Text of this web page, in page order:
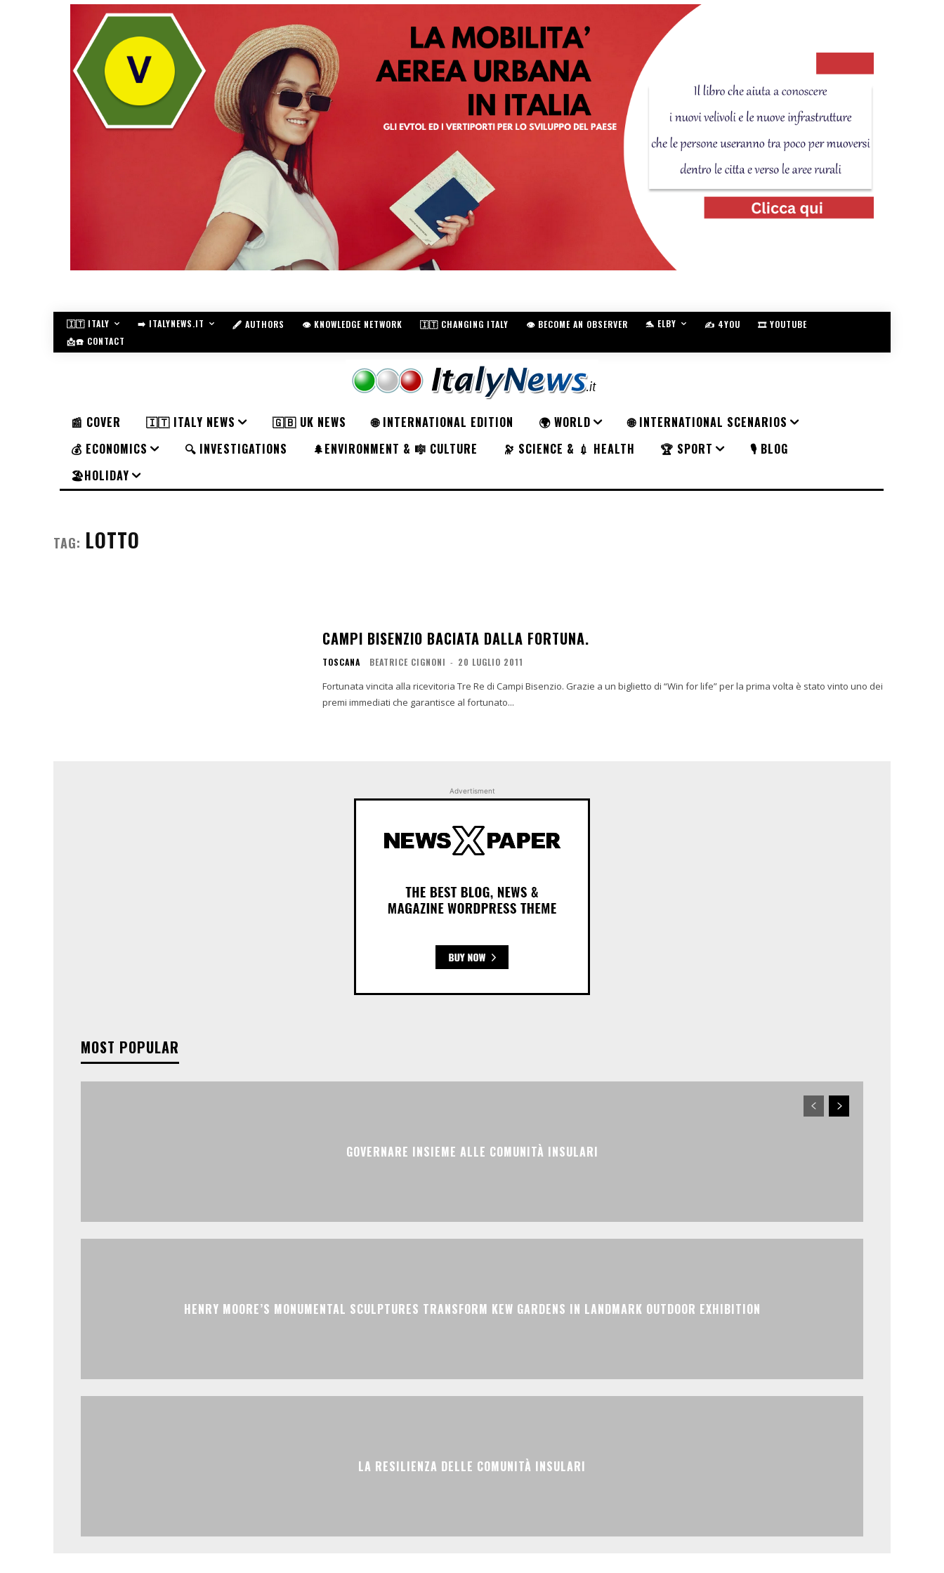
🇮🇹 ITALY ➡️ ITALYNEWS.IT 🖋️ AUTHORS 👁️ KNOWLEDGE NETWORK 🇮🇹 CHANGING ITALY 👁️ BECOME AN OBSERVER 🐬 ELBY ✍️ 4YOU
🎞️ YOUTUBE
📩☎️ CONTACT
📰 COVER 🇮🇹 ITALY NEWS 🇬🇧 UK NEWS 🌐 INTERNATIONAL EDITION 🌍 WORLD
🌐 INTERNATIONAL SCENARIOS
💰 ECONOMICS
🔍 INVESTIGATIONS 🌲ENVIRONMENT & 🎼 CULTURE 🔭 SCIENCE & 💉 HEALTH 🏆 SPORT
🎙️ BLOG
🏖️HOLIDAY
TAG: LOTTO
CAMPI BISENZIO BACIATA DALLA FORTUNA.
TOSCANA BEATRICE CIGNONI - 20 LUGLIO 2011
Fortunata vincita alla ricevitoria Tre Re di Campi Bisenzio. Grazie a un biglietto di “Win for life” per la prima volta è stato vinto uno dei
premi immediati che garantisce al fortunato...
Advertisment
MOST POPULAR
GOVERNARE INSIEME ALLE COMUNITÀ INSULARI
HENRY MOORE’S MONUMENTAL SCULPTURES TRANSFORM KEW GARDENS IN LANDMARK OUTDOOR EXHIBITION
LA RESILIENZA DELLE COMUNITÀ INSULARI